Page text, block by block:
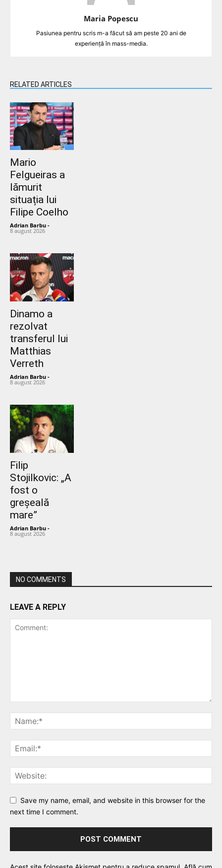
Maria Popescu
Pasiunea pentru scris m-a făcut să am peste 20 ani de
experiență în mass-media.
RELATED ARTICLES
Mario
Felgueiras a
lămurit
situația lui
Filipe Coelho
Adrian Barbu -
8 august 2026
Dinamo a
rezolvat
transferul lui
Matthias
Verreth
Adrian Barbu -
8 august 2026
Filip
Stojilkovic: „A
fost o
greșeală
mare”
Adrian Barbu -
8 august 2026
NO COMMENTS
LEAVE A REPLY
Save my name, email, and website in this browser for the
next time I comment.